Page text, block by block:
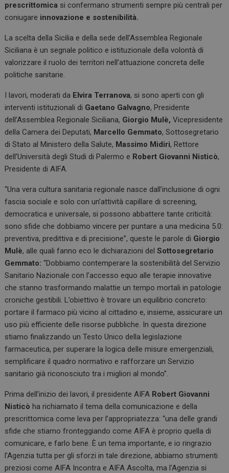
prescrittomica si confermano strumenti sempre più centrali per
coniugare innovazione e sostenibilità.
La scelta della Sicilia e della sede dell’Assemblea Regionale
Siciliana è un segnale politico e istituzionale della volontà di
valorizzare il ruolo dei territori nell’attuazione concreta delle
politiche sanitarie.
I lavori, moderati da Elvira Terranova, si sono aperti con gli
interventi istituzionali di Gaetano Galvagno, Presidente
dell’Assemblea Regionale Siciliana, Giorgio Mulè, Vicepresidente
della Camera dei Deputati, Marcello Gemmato, Sottosegretario
di Stato al Ministero della Salute, Massimo Midiri, Rettore
dell’Università degli Studi di Palermo e Robert Giovanni Nisticò,
Presidente di AIFA.
“Una vera cultura sanitaria regionale nasce dall’inclusione di ogni
fascia sociale e solo con un’attività capillare di screening,
democratica e universale, si possono abbattere tante criticità:
sono sfide che dobbiamo vincere per puntare a una medicina 5.0:
preventiva, predittiva e di precisione”, queste le parole di Giorgio
Mulè, alle quali fanno eco le dichiarazioni delSottosegretario
Gemmato: “Dobbiamo contemperare la sostenibilità del Servizio
Sanitario Nazionale con l’accesso equo alle terapie innovative
che stanno trasformando malattie un tempo mortali in patologie
croniche gestibili. L’obiettivo è trovare un equilibrio concreto:
portare il farmaco più vicino al cittadino e, insieme, assicurare un
uso più efficiente delle risorse pubbliche. In questa direzione
stiamo finalizzando un Testo Unico della legislazione
farmaceutica, per superare la logica delle misure emergenziali,
semplificare il quadro normativo e rafforzare un Servizio
sanitario già riconosciuto tra i migliori al mondo”.
Prima dell’inizio dei lavori, il presidente AIFA Robert Giovanni
Nisticò ha richiamato il tema della comunicazione e della
prescrittomica come leva per l’appropriatezza: “una delle grandi
sfide che stiamo fronteggiando come AIFA è proprio quella di
comunicare, e farlo bene. È un tema importante, e io ringrazio
l’Agenzia tutta per gli sforzi in tale direzione, abbiamo strumenti
preziosi come AIFA Incontra e AIFA Ascolta, ma l’Agenzia si